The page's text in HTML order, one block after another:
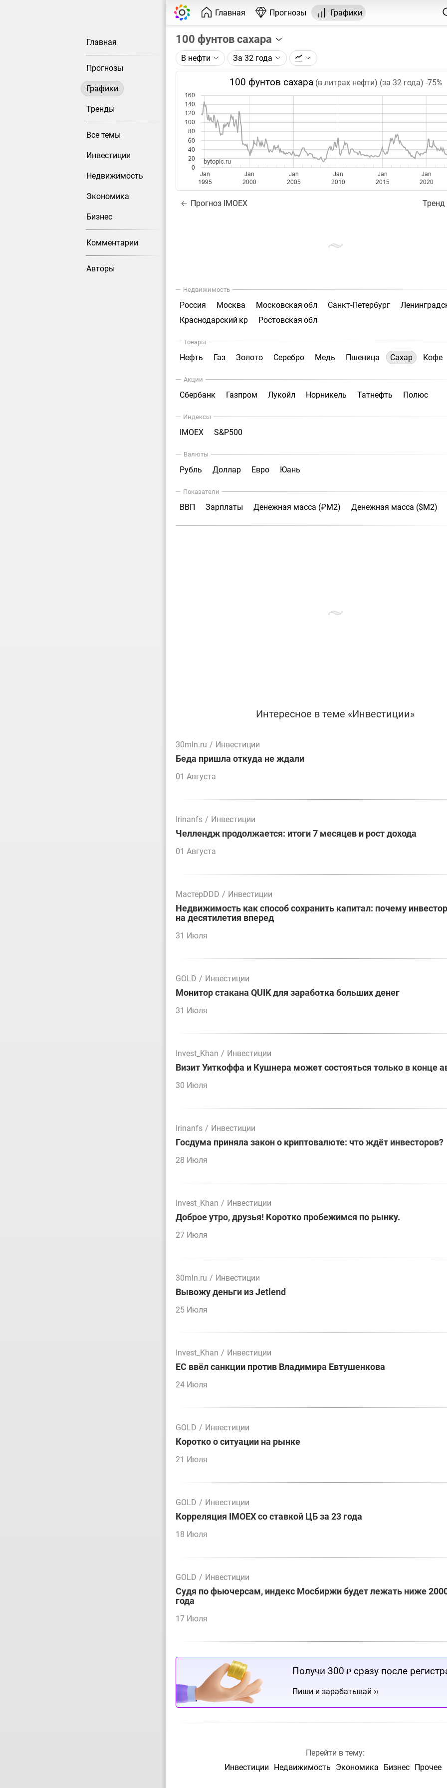
Главная Прогнозы Графики
Главная
Прогнозы
Графики
Тренды
Все темы
Инвестиции
Недвижимость
Экономика
Бизнес
Комментарии
Авторы
100 фунтов сахара
Описание графика:
Цена фьючерса на сахар, торгуемого на ICE.
Каждая точка на графике - цена закрытия дня, недели или месяца.
Оптимальный таймфрейм (день, неделя, месяц) подбирается
при изменении глубины графика.
Данные добавляются ежедневно.
В нефти За 32 года
100 фунтов сахара (в литрах нефти) (за 32 года) -75%
Jan
1995
Jan
2000
Jan
2005
Jan
2010
Jan
2015
Jan
2020
0
20
40
60
80
100
120
140
160
bytopic.ru
Прогноз IMOEX Тренд
Недвижимость
Россия Москва Московская обл Санкт-Петербург
Краснодарский кр
Ростовская обл
Товары
Нефть Газ Золото Серебро Медь Пшеница Сахар Кофе
Акции
Сбербанк Газпром Лукойл Норникель Татнефть Полюс
Индексы
IMOEX S&P500
Валюты
Рубль Доллар Евро Юань
Показатели
ВВП Зарплаты Денежная масса (₽М2) Денежная масса ($М2)
Интересное в теме «Инвестиции»
30mln.ru / Инвестиции
Беда пришла откуда не ждали
01 Августа
Irinanfs / Инвестиции
Челлендж продолжается: итоги 7 месяцев и рост дохода
01 Августа
МастерDDD / Инвестиции
Недвижимость как способ сохранить капитал: почему
на десятилетия вперед
31 Июля
GOLD / Инвестиции
Монитор стакана QUIK для заработка больших денег
31 Июля
Invest_Khan / Инвестиции
Визит Уиткоффа и Кушнера может состояться только в конце
30 Июля
Irinanfs / Инвестиции
Госдума приняла закон о криптовалюте: что ждёт инвесторов?
28 Июля
Invest_Khan / Инвестиции
Доброе утро, друзья! Коротко пробежимся по рынку.
27 Июля
30mln.ru / Инвестиции
Вывожу деньги из Jetlend
25 Июля
Invest_Khan / Инвестиции
ЕС ввёл санкции против Владимира Евтушенкова
24 Июля
GOLD / Инвестиции
Коротко о ситуации на рынке
21 Июля
GOLD / Инвестиции
Корреляция IMOEX со ставкой ЦБ за 23 года
18 Июля
GOLD / Инвестиции
Судя по фьючерсам, индекс Мосбиржи будет лежать ниже
года
17 Июля
Получи 300 ₽ сразу после
Пиши и зарабатывай ››
Перейти в тему:
Инвестиции
Недвижимость Экономика Бизнес Прочее